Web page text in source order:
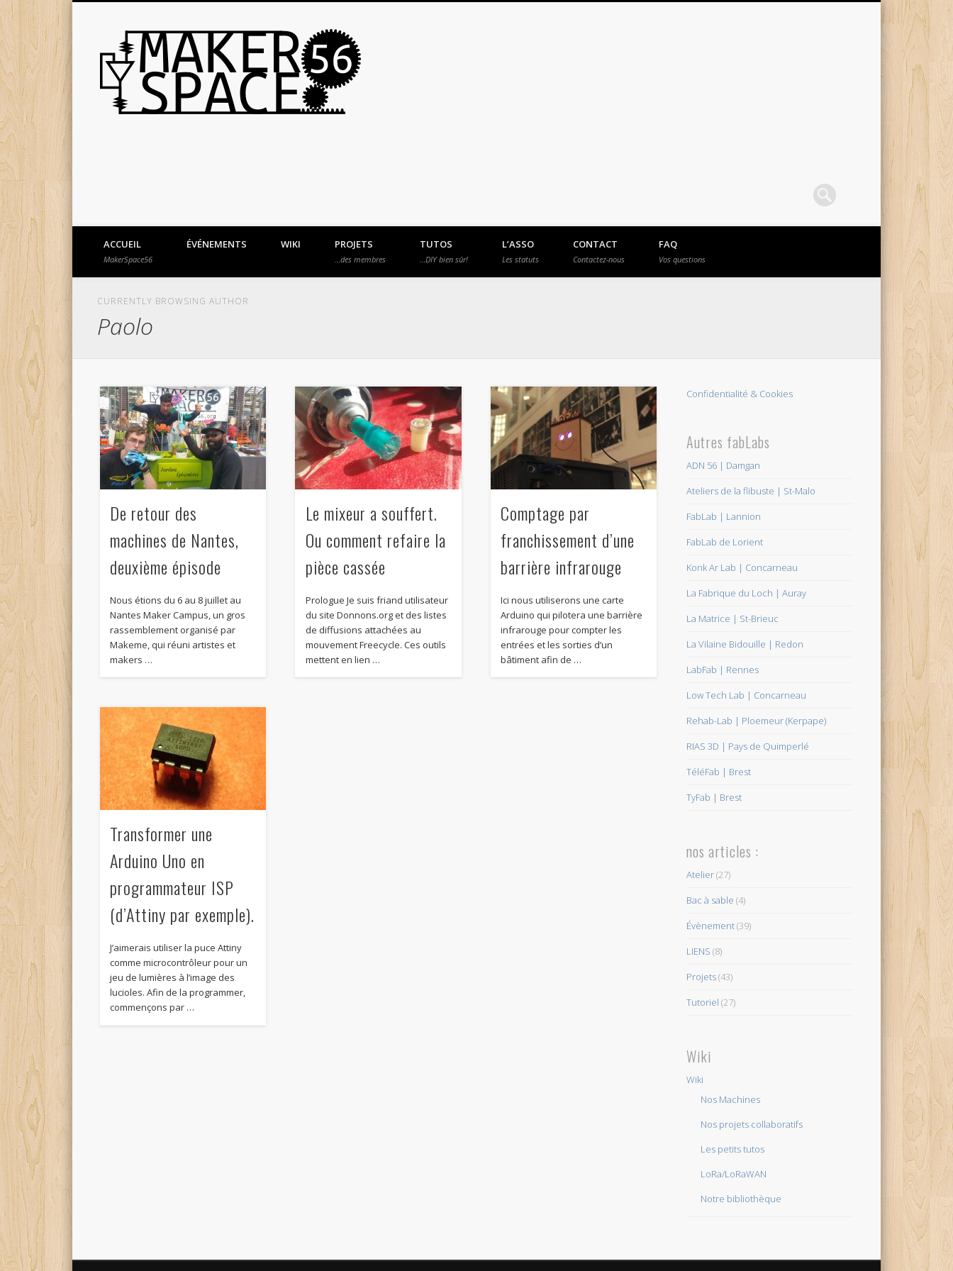
MakerSpace56
ACCUEIL
MakerSpace56
ÉVÉNEMENTS WIKI PROJETS
…des membres
TUTOS
…DIY bien sûr!
L’ASSO
Les statuts
CONTACT
Contactez-nous
FAQ
Vos questions
CURRENTLY BROWSING AUTHOR
Paolo
De retour des
machines de Nantes,
deuxième épisode
Nous étions du 6 au 8 juillet au
Nantes Maker Campus, un gros
rassemblement organisé par
Makeme, qui réuni artistes et
makers …
Le mixeur a souffert.
Ou comment refaire la
pièce cassée
Prologue Je suis friand utilisateur
du site Donnons.org et des listes
de diffusions attachées au
mouvement Freecycle. Ces outils
mettent en lien …
Comptage par
franchissement d’une
barrière infrarouge
Ici nous utiliserons une carte
Arduino qui pilotera une barrière
infrarouge pour compter les
entrées et les sorties d’un
bâtiment afin de …
Transformer une
Arduino Uno en
programmateur ISP
(d’Attiny par exemple).
J’aimerais utiliser la puce Attiny
comme microcontrôleur pour un
jeu de lumières à l’image des
lucioles. Afin de la programmer,
commençons par …
Confidentialité & Cookies
Autres fabLabs
ADN 56 | Damgan
Ateliers de la flibuste | St-Malo
FabLab | Lannion
FabLab de Lorient
Konk Ar Lab | Concarneau
La Fabrique du Loch | Auray
La Matrice | St-Brieuc
La Vilaine Bidouille | Redon
LabFab | Rennes
Low Tech Lab | Concarneau
Rehab-Lab | Ploemeur (Kerpape)
RIAS 3D | Pays de Quimperlé
TéléFab | Brest
TyFab | Brest
nos articles :
Atelier(27)
Bac à sable (4)
Évènement(39)
LIENS (8)
Projets(43)
Tutoriel (27)
Wiki
Wiki
Nos Machines
Nos projets collaboratifs
Les petits tutos
LoRa/LoRaWAN
Notre bibliothèque